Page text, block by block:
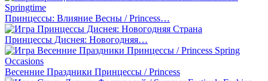
Принцессы: Влияние Весны / Princess…
Принцессы Диснея: Новогодняя…
Весенние Праздники Принцессы / Princess